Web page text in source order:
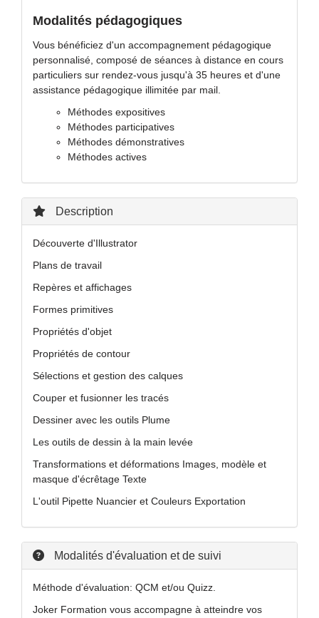
Modalités pédagogiques
Vous bénéficiez d'un accompagnement pédagogique
personnalisé, composé de séances à distance en cours
particuliers sur rendez-vous jusqu'à 35 heures et d'une
assistance pédagogique illimitée par mail.
Méthodes expositives
Méthodes participatives
Méthodes démonstratives
Méthodes actives
Description
Découverte d'Illustrator
Plans de travail
Repères et affichages
Formes primitives
Propriétés d'objet
Propriétés de contour
Sélections et gestion des calques
Couper et fusionner les tracés
Dessiner avec les outils Plume
Les outils de dessin à la main levée
Transformations et déformations Images, modèle et
masque d'écrêtage Texte
L'outil Pipette Nuancier et Couleurs Exportation
Modalités d'évaluation et de suivi
Méthode d'évaluation: QCM et/ou Quizz.
Joker Formation vous accompagne à atteindre vos